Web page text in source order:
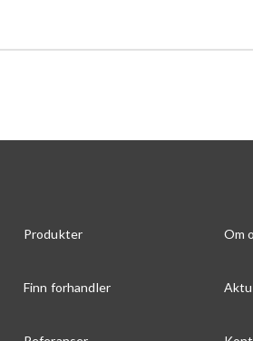
Produkter Om
Finn forhandler